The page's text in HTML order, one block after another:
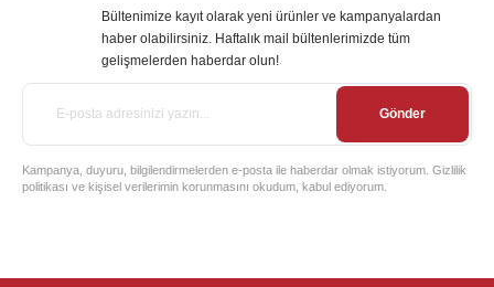
Bültenimize kayıt olarak yeni ürünler ve kampanyalardan
haber olabilirsiniz. Haftalık mail bültenlerimizde tüm
gelişmelerden haberdar olun!
Gönder
Kampanya, duyuru, bilgilendirmelerden e-posta ile haberdar olmak istiyorum. Gizlilik
politikası ve kişisel verilerimin korunmasını okudum, kabul ediyorum.